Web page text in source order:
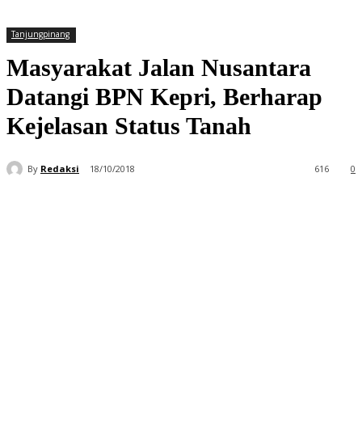
Tanjungpinang
Masyarakat Jalan Nusantara
Datangi BPN Kepri, Berharap
Kejelasan Status Tanah
By Redaksi 18/10/2018 0
616